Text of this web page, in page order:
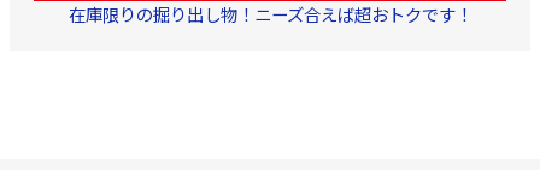
在庫限りの掘り出し物！ニーズ合えば超おトクです！